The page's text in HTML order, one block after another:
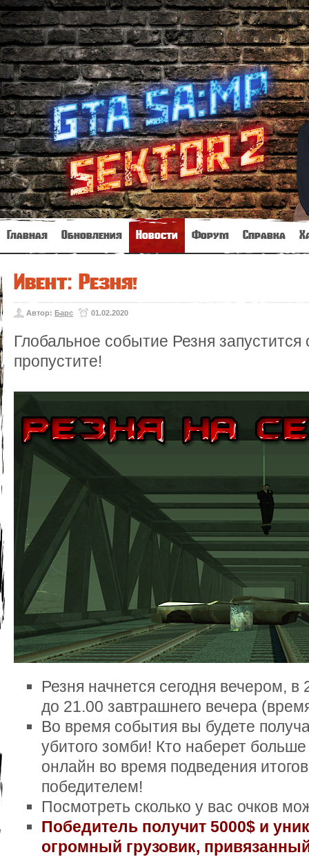
Главная Обновления Новости Форум Справка
Ивент: Резня!
Автор: Барс 01.02.2020
Глобальное событие Резня
пропустите!
Резня начнется сегодня вечером, в
до 21.00 завтрашнего вечера
Во время события вы будете
убитого зомби! Кто наберет больше
онлайн во время подведения
победителем!
Посмотреть сколько у вас очков
Победитель получит 5000$ и
огромный грузовик,